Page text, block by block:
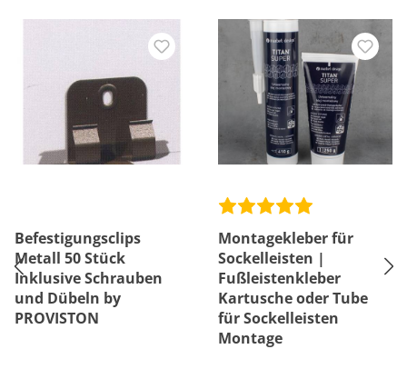
Befestigungsclips
Metall 50 Stück
Inklusive Schrauben
und Dübeln by
PROVISTON
Montagekleber für
Sockelleisten |
Fußleistenkleber
Kartusche oder Tube
für Sockelleisten
Montage